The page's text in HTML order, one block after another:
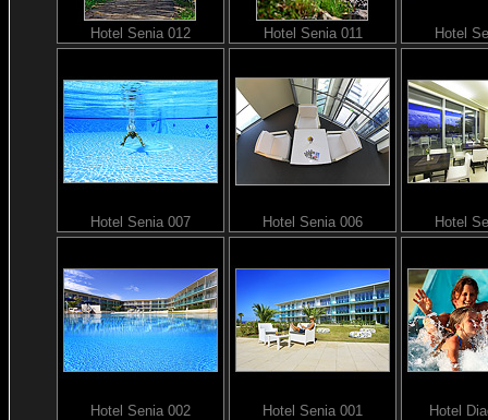
Hotel Senia 012 Hotel Senia 011 Hotel
Hotel Senia 007 Hotel Senia 006 Hotel
Hotel Senia 002 Hotel Senia 001 Hotel